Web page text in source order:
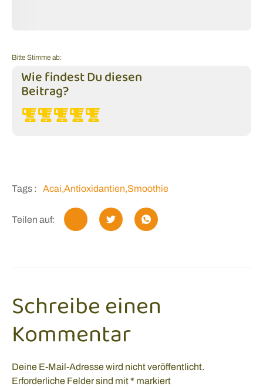
Bitte Stimme ab:
Wie findest Du diesen
Beitrag?
Tags : Acai,Antioxidantien,Smoothie
Teilen auf:
Schreibe einen
Kommentar
Deine E-Mail-Adresse wird nicht veröffentlicht.
Erforderliche Felder sind mit* markiert